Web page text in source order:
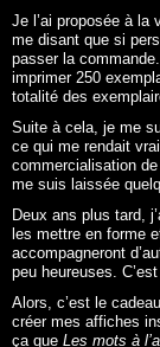
Je l’ai proposée à la
me disant que si
passer la
imprimer 250
totalité des
Suite à cela, je me
ce qui me rendait
commercialisation
me suis laissée
Deux ans plus tard,
les mettre en forme
accompagneront
peu heureuses.
Alors, c’est le
créer mes affiches
ça que Les mots à